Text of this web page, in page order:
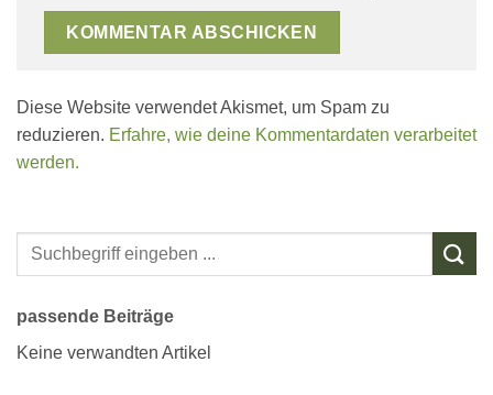
Diese Website verwendet Akismet, um Spam zu
reduzieren. Erfahre, wie deine Kommentardaten verarbeitet
werden.
passende Beiträge
Keine verwandten Artikel